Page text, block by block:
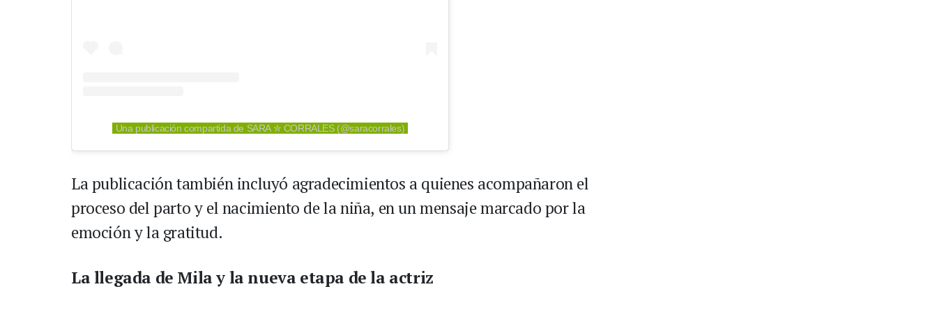
Una publicación compartida de SARA ✮ CORRALES (@saracorrales)
La publicación también incluyó agradecimientos a quienes acompañaron el
proceso del parto y el nacimiento de la niña, en un mensaje marcado por la
emoción y la gratitud.
La llegada de Mila y la nueva etapa de la actriz